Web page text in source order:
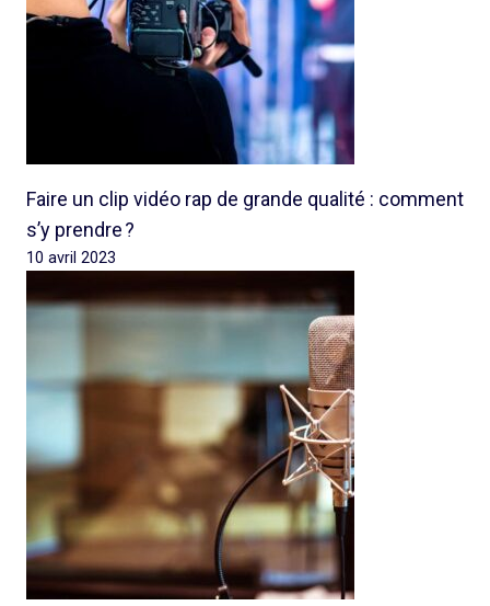
Faire un clip vidéo rap de grande qualité : comment
s’y prendre ?
10 avril 2023